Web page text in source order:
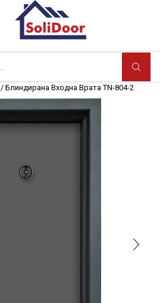
input
/ Блиндирана Входна Врата TN-804-2